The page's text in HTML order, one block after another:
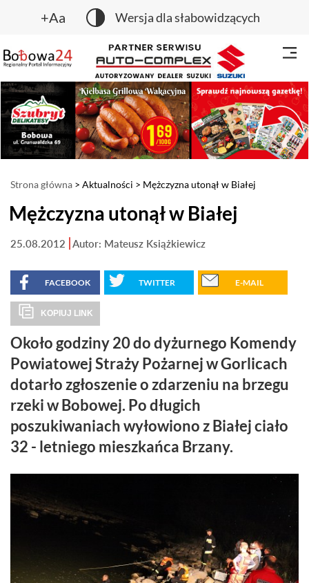
+Aa Wersja dla słabowidzących
Strona główna > Aktualności > Mężczyzna utonął w Białej
Mężczyzna utonął w Białej
25.08.2012 Autor: Mateusz Książkiewicz
FACEBOOK TWITTER E-MAIL
KOPIUJ LINK
Około godziny 20 do dyżurnego Komendy
Powiatowej Straży Pożarnej w Gorlicach
dotarło zgłoszenie o zdarzeniu na brzegu
rzeki w Bobowej. Po długich
poszukiwaniach wyłowiono z Białej ciało
32 - letniego mieszkańca Brzany.